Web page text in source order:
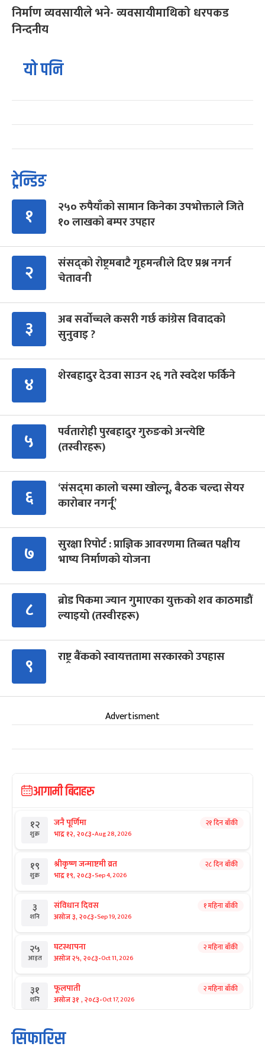
निर्माण व्यवसायीले भने- व्यवसायीमाथिको धरपकड
निन्दनीय
यो पनि
ट्रेन्डिङ
१
२५० रुपैयाँको सामान किनेका उपभोक्ताले जिते
१० लाखको बम्पर उपहार
२
संसद्को रोष्ट्रमबाटै गृहमन्त्रीले दिए प्रश्न नगर्न
चेतावनी
३
अब सर्वोच्चले कसरी गर्छ कांग्रेस विवादको
सुनुवाइ ?
४ शेरबहादुर देउवा साउन २६ गते स्वदेश फर्किने
५
पर्वतारोही पुरबहादुर गुरुङको अन्त्येष्टि
(तस्वीरहरू)
६
‘संसद्‍मा कालो चस्मा खोल्नू, बैठक चल्दा सेयर
कारोबार नगर्नू’
७
सुरक्षा रिपोर्ट : प्राज्ञिक आवरणमा तिब्बत पक्षीय
भाष्य निर्माणको योजना
८
ब्रोड पिकमा ज्यान गुमाएका युक्तको शव काठमाडौं
ल्याइयो (तस्वीरहरू)
९ राष्ट्र बैंकको स्वायत्ततामा सरकारको उपहास
Advertisment
आगामी बिदाहरु
१२
शुक्र
जनै पूर्णिमा
भाद्र १२, २०८३-Aug 28, 2026
२१ दिन बाँकी
१९
शुक्र
श्रीकृष्ण जन्माष्टमी व्रत
भाद्र १९, २०८३-Sep 4, 2026
२८ दिन बाँकी
३
शनि
संविधान दिवस
असोज ३, २०८३-Sep 19, 2026
१ महिना बाँकी
२५
आइत
घटस्थापना
असोज २५, २०८३-Oct 11, 2026
२ महिना बाँकी
३१
शनि
फूलपाती
असोज ३१ , २०८३-Oct 17, 2026
२ महिना बाँकी
१
आइत
कार्तिक सङ्क्रान्ति
कार्तिक १, २०८३
सिफारिस